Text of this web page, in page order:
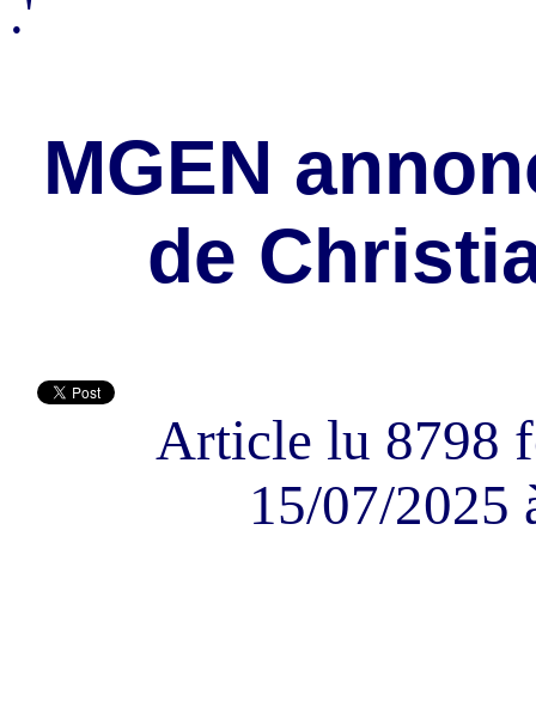
.'
MGEN
de
Article lu 8798
15/07/2025